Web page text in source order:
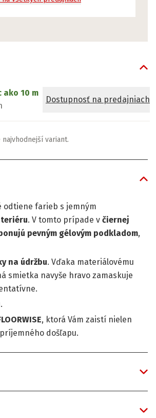
ako 10 m
Dostupnosť na predajniach
variant.
odtiene farieb s jemným
. V tomto prípade v čiernej
pevným gélovým podkladom,
na údržbu. Vďaka materiálovému
smietka navyše hravo zamaskuje
, ktorá Vám zaistí nielen
došľapu.